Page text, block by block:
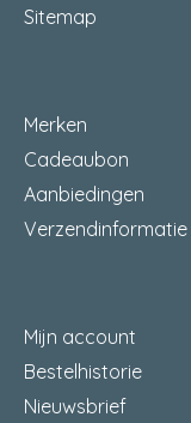
Sitemap
Merken
Cadeaubon
Aanbiedingen
Verzendinformatie
Mijn account
Bestelhistorie
Nieuwsbrief